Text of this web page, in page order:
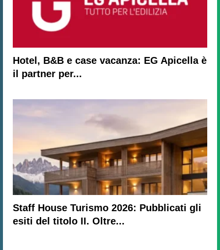
Hotel, B&B e case vacanza: EG Apicella è
il partner per...
Staff House Turismo 2026: Pubblicati gli
esiti del titolo II. Oltre...